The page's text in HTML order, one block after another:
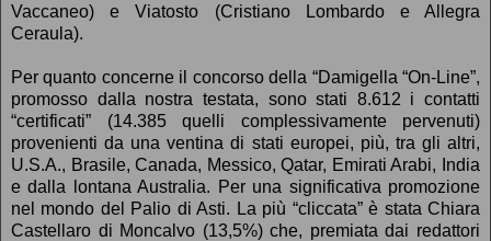
Vaccaneo) e Viatosto (Cristiano Lombardo e Allegra
Ceraula).
Per quanto concerne il concorso della “Damigella “On-Line”,
promosso dalla nostra testata, sono stati 8.612 i contatti
“certificati” (14.385 quelli complessivamente pervenuti)
provenienti da una ventina di stati europei, più, tra gli altri,
U.S.A., Brasile, Canada, Messico, Qatar, Emirati Arabi, India
e dalla lontana Australia. Per una significativa promozione
nel mondo del Palio di Asti. La più “cliccata” è stata Chiara
Castellaro di Moncalvo (13,5%) che, premiata dai redattori